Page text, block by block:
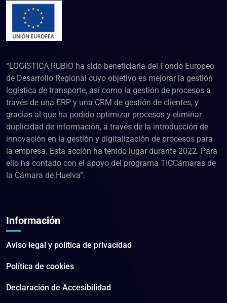
“LOGISTICA RUBIO ha sido beneficiaria del Fondo Europeo
de Desarrollo Regional cuyo objetivo es mejorar la gestión
logística de transporte, así como la gestión de procesos a
través de una ERP y una CRM de gestión de clientes, y
gracias al que ha podido optimizar procesos y eliminar
duplicidad de información, a través de la introducción de
innovación en la gestión y digitalización de procesos para
la empresa. Esta acción ha tenido lugar durante 2022. Para
ello ha contado con el apoyo del programa TICCámaras de
la Cámara de Huelva”.
Información
Aviso legal y política de privacidad
Política de cookies
Declaración de Accesibilidad